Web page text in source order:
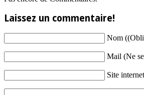
Laissez un commentaire!
Nom
Mail (Ne
Site internet